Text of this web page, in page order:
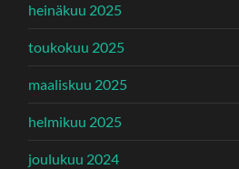
heinäkuu 2025
toukokuu 2025
maaliskuu 2025
helmikuu 2025
joulukuu 2024